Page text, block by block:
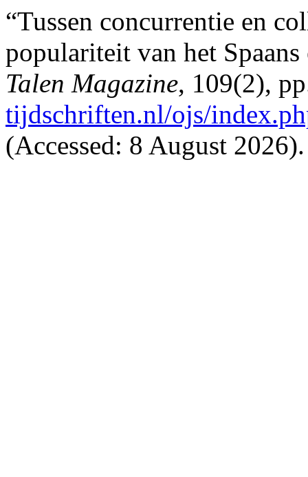
“Tussen concurrentie en
populariteit van het
Talen Magazine, 109(2),
tijdschriften.nl/ojs/
(Accessed: 8 August 2026).